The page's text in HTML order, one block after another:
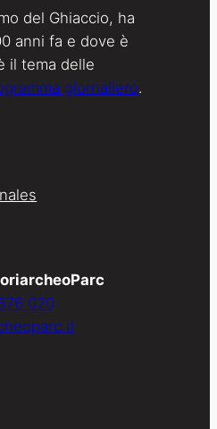
del Ghiaccio, ha
anni fa e dove è
il tema delle
giornaliero.
020